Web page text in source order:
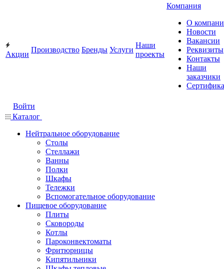
Акции
Производство Бренды Услуги
Наши
проекты
Компания
О
Новости
Вакансии
Реквизиты
Контакты
Наши
заказчики
Войти
Каталог
Нейтральное оборудование
Столы
Стеллажи
Ванны
Полки
Шкафы
Тележки
Вспомогательное оборудование
Пищевое оборудование
Плиты
Сковороды
Котлы
Пароконвектоматы
Фритюрницы
Кипятильники